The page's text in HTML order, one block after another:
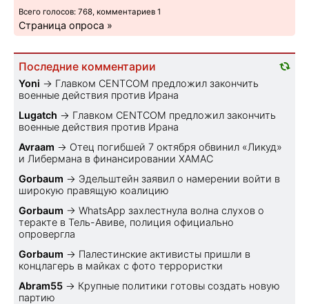
Всего голосов: 768, комментариев 1
Страница опроса »
Последние комментарии
Yoni → Главком CENTCOM предложил закончить
военные действия против Ирана
Lugatch → Главком CENTCOM предложил закончить
военные действия против Ирана
Avraam → Отец погибшей 7 октября обвинил «Ликуд»
и Либермана в финансировании ХАМАС
Gorbaum → Эдельштейн заявил о намерении войти в
широкую правящую коалицию
Gorbaum → WhatsApp захлестнула волна слухов о
теракте в Тель-Авиве, полиция официально
опровергла
Gorbaum → Палестинские активисты пришли в
концлагерь в майках с фото террористки
Abram55 → Крупные политики готовы создать новую
партию